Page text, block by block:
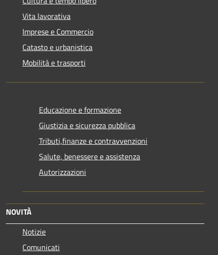
Vita lavorativa
Imprese e Commercio
Catasto e urbanistica
Mobilità e trasporti
Educazione e formazione
Giustizia e sicurezza pubblica
Tributi,finanze e contravvenzioni
Salute, benessere e assistenza
Autorizzazioni
NOVITÀ
Notizie
Comunicati